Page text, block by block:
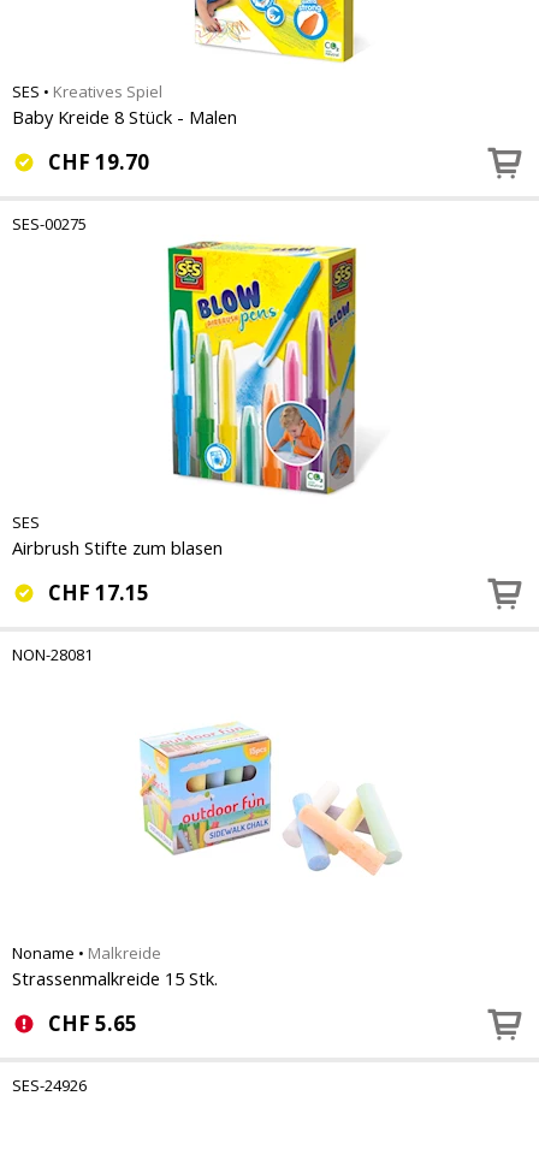
SES • Kreatives Spiel
Baby Kreide 8 Stück - Malen
CHF 19.70
SES-00275
SES
Airbrush Stifte zum blasen
CHF 17.15
NON-28081
Noname • Malkreide
Strassenmalkreide 15 Stk.
CHF 5.65
SES-24926